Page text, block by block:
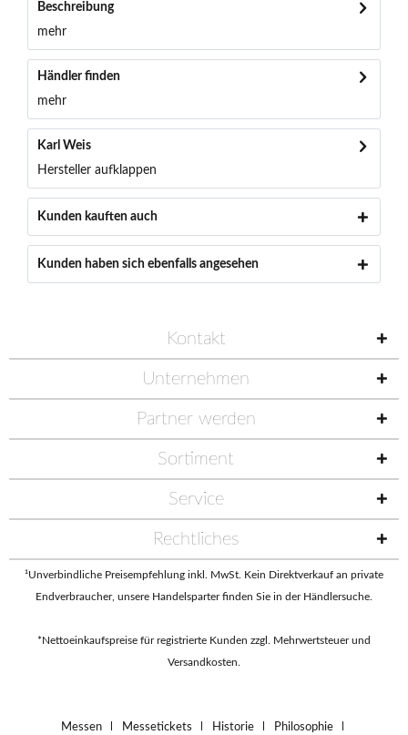
Beschreibung
mehr
Händler finden
mehr
Karl Weis
Hersteller aufklappen
Kunden kauften auch
Kunden haben sich ebenfalls angesehen
Rechtliches
Unternehmen
Partner werden
Kontakt
Sortiment
Service
¹Unverbindliche Preisempfehlung inkl. MwSt. Kein Direktverkauf an private
Endverbraucher, unsere Handelsparter finden Sie in der Händlersuche
*Nettoeinkaufspreise für registrierte Kunden zzgl. Mehrwertsteuer und
Versandkosten.
Messen Messetickets Historie Philosophie